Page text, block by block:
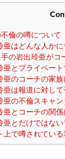
倫の噂について
亜はどんな人かに
の岩出玲亜がコ
亜とプライベー
亜のコーチの家
亜は報道に対し
亜の不倫スキャ
亜とコーチの関係
亜とだけではな
上で噂されてい